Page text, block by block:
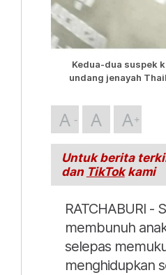
Kedua-dua suspek
undang jenayah
A A A
Untuk berita
dan TikTokkami
RATCHABURI -
membunuh
selepas
menghidupkan